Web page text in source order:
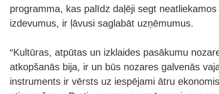
programma, kas palīdz daļēji segt
izdevumus, ir ļāvusi saglabāt uzņēmumus.
“Kultūras, atpūtas un izklaides pasākumu
atkopšanās bija, ir un būs nozares galvenās
instruments ir vērsts uz iespējami ātru